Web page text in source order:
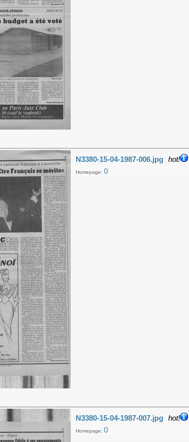
N3380-15-04-1987-006.jpg hot!
Homepage: 0
N3380-15-04-1987-007.jpg hot!
Homepage: 0